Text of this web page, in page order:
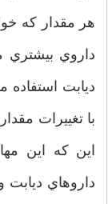
هر مقدار كه
داروي بيشتري
ديابت
با تغييرات
اين كه اين
داروهاي ديابت